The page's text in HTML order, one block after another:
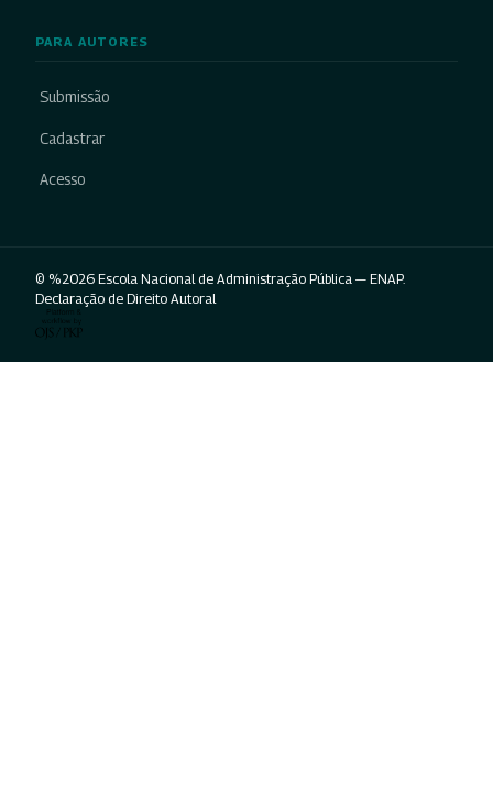
PARA AUTORES
Submissão
Cadastrar
Acesso
© %2026 Escola Nacional de Administração Pública — ENAP.
Declaração de Direito Autoral